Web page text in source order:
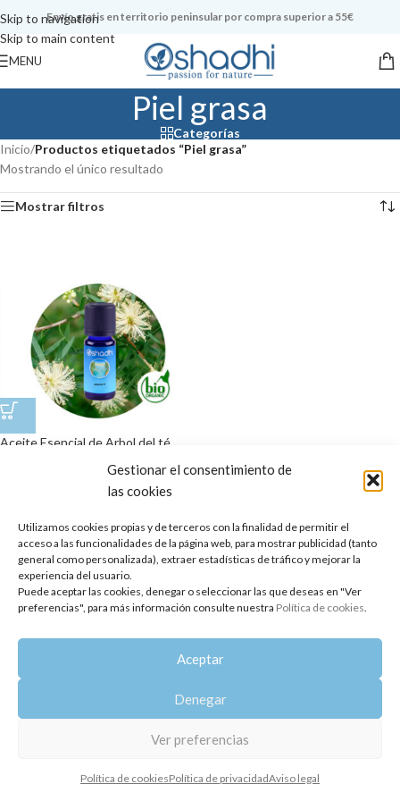
Gestionar el consentimiento de
las cookies
Utilizamos cookies propias y de terceros con la finalidad de permitir el
acceso a las funcionalidades de la página web, para mostrar publicidad (tanto
general como personalizada), extraer estadísticas de tráfico y mejorar la
experiencia del usuario.
Puede aceptar las cookies, denegar o seleccionar las que deseas en "Ver
preferencias", para más información consulte nuestra Política de cookies.
Aceptar
Denegar
Ver preferencias
Política de cookiesPolítica de privacidadAviso legal
Skip to navigation
Skip to main content
Envío gratis en territorio peninsular por compra superior a 55€
MENU
Piel grasa
Categorías
Inicio/Productos etiquetados “Piel grasa”
Mostrando el único resultado
Mostrar filtros
Aceite Esencial de Arbol del té
Copyright 2014-2025
Política de privacidad Aviso legal | Política de cookies